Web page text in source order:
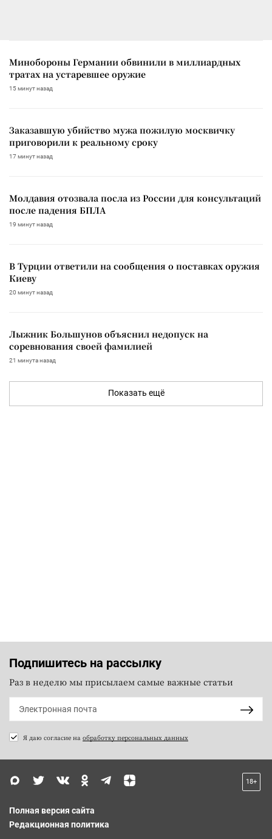
Минобороны Германии обвинили в миллиардных
тратах на устаревшее оружие
15 минут назад
Заказавшую убийство мужа пожилую москвичку
приговорили к реальному сроку
17 минут назад
Молдавия отозвала посла из России для консультаций
после падения БПЛА
19 минут назад
В Турции ответили на сообщения о поставках оружия
Киеву
20 минут назад
Лыжник Большунов объяснил недопуск на
соревнования своей фамилией
21 минута назад
Показать ещё
Подпишитесь на рассылку
Раз в неделю мы присылаем самые важные статьи
Я даю согласие на обработку персональных данных
18+
Полная версия сайта
Редакционная политика